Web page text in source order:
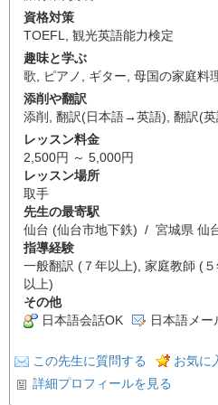
資格対策
TOEFL
観光英語能力検定
趣味と学ぶ
歌
ピアノ ギター 母国の家庭料
添削や翻訳
添削
翻訳(日本語→英語) 翻訳(
レッスン料金
2,500円 ～ 5,000円
レッスン場所
取手
先生の最寄駅
仙台 (仙台市地下鉄) / 宮城県 仙
指導経験
一般翻訳 (７年以上), 家庭教師 (
以上)
その他
日本語会話OK
日本語メー
この先生に質問する
お気に
詳細プロフィールを見る